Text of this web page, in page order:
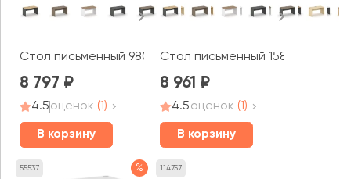
Стол письменный 980x800x750 Стайл Проджект /
8 797
4.5оценок (1)
В корзину
Стол письменный
8 961
4.5оценок (1)
В корзину
55537 % 114757